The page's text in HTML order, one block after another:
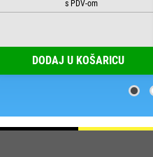
DODAJ U KOŠARICU